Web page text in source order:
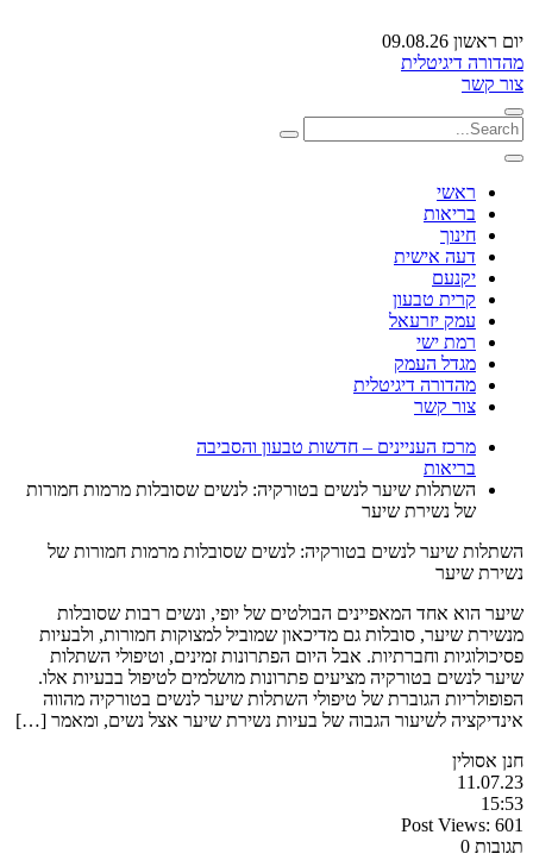
יום ראשון 09.08.26
מהדורה דיגיטלית
צור קשר
ראשי
בריאות
חינוך
דעה אישית
יקנעם
קרית טבעון
עמק יזרעאל
רמת ישי
מגדל העמק
מהדורה דיגיטלית
צור קשר
מרכז העניינים – חדשות טבעון והסביבה
בריאות
השתלות שיער לנשים בטורקיה: לנשים שסובלות מרמות חמורות
של נשירת שיער
השתלות שיער לנשים בטורקיה: לנשים שסובלות מרמות חמורות של
נשירת שיער
שיער הוא אחד המאפיינים הבולטים של יופי, ונשים רבות שסובלות
מנשירת שיער, סובלות גם מדיכאון שמוביל למצוקות חמורות, ולבעיות
פסיכולוגיות וחברתיות. אבל היום הפתרונות זמינים, וטיפולי השתלות
שיער לנשים בטורקיה מציעים פתרונות מושלמים לטיפול בבעיות אלו.
הפופולריות הגוברת של טיפולי השתלות שיער לנשים בטורקיה מהווה
אינדיקציה לשיעור הגבוה של בעיות נשירת שיער אצל נשים, ומאמר […]
חנן אסולין
11.07.23
15:53
Post Views: 601
תגובות 0